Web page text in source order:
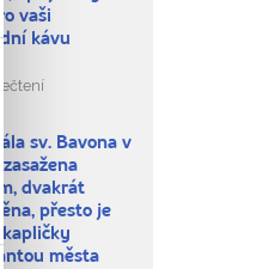
vaši
kávu
sv. Bavona v
zasažena
dvakrát
přesto je
kapličky
města